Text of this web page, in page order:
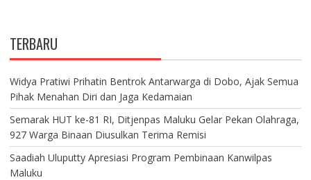
TERBARU
Widya Pratiwi Prihatin Bentrok Antarwarga di Dobo, Ajak Semua
Pihak Menahan Diri dan Jaga Kedamaian
Semarak HUT ke-81 RI, Ditjenpas Maluku Gelar Pekan Olahraga,
927 Warga Binaan Diusulkan Terima Remisi
Saadiah Uluputty Apresiasi Program Pembinaan Kanwilpas
Maluku